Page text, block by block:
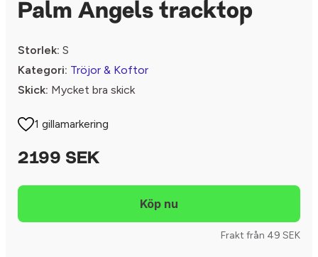
Palm Angels tracktop
Storlek: S
Kategori: Tröjor & Koftor
Skick: Mycket bra skick
1 gillamarkering
2199 SEK
Frakt från 49 SEK